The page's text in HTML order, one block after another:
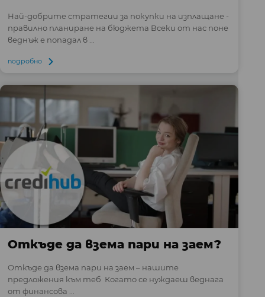
Най-добрите стратегии за покупки на изплащане -
правилно планиране на бюджета Всеки от нас поне
веднъж е попадал в ...
подробно
Откъде да взема пари на заем?
Откъде да взема пари на заем – нашите
предложения към теб Когато се нуждаеш веднага
от финансова ...